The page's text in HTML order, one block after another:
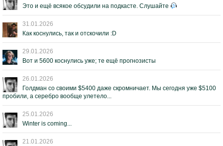
Это и ещё всякое обсудили на подкасте. Слушайте
31.01.2026
Как коснулись, так и отскочили :D
29.01.2026
Вот и 5600 коснулись уже; те ещё прогнозисты
26.01.2026
Голдман со своими $5400 даже скромничает. Мы сегодня уже $5100
пробили, а серебро вообще улетело...
25.01.2026
Winter is coming...
21.01.2026